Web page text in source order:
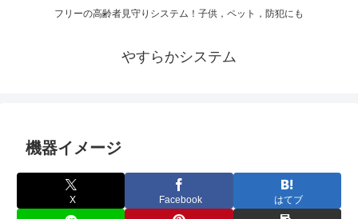
フリーの高齢者見守りシステム！子供，ペット，防犯にも
やすらかシステム
機器イメージ
X Facebook はてブ